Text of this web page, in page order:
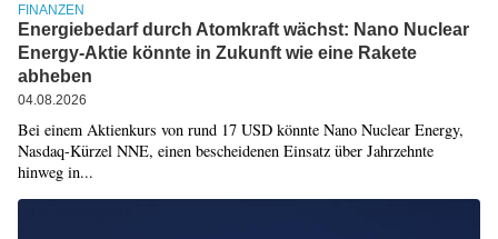
FINANZEN
Energiebedarf durch Atomkraft wächst: Nano Nuclear
Energy-Aktie könnte in Zukunft wie eine Rakete
abheben
04.08.2026
Bei einem Aktienkurs von rund 17 USD könnte Nano Nuclear Energy,
Nasdaq-Kürzel NNE, einen bescheidenen Einsatz über Jahrzehnte
hinweg in...